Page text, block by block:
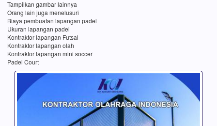
Tampilkan gambar lainnya
Orang lain juga menelusuri
Biaya pembuatan lapangan padel
Ukuran lapangan padel
Kontraktor lapangan Futsal
Kontraktor lapangan olah
Kontraktor lapangan mini soccer
Padel Court